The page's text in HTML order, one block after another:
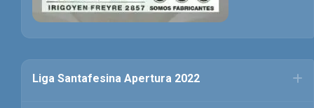
Liga Santafesina Apertura 2022